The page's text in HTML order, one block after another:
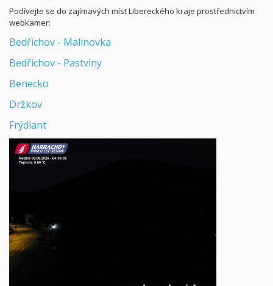
Podívejte se do zajímavých míst Libereckého kraje prostřednictvím
webkamer:
Bedřichov - Malinovka
Bedřichov - Pastviny
Benecko
Držkov
Frýdlant